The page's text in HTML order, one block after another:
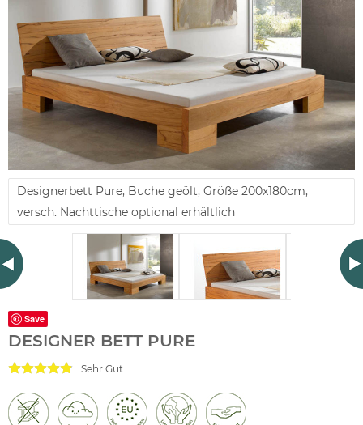
Designerbett Pure, Buche geölt, Größe 200x180cm,
versch. Nachttische optional erhältlich
Save
DESIGNER BETT PURE
Sehr Gut